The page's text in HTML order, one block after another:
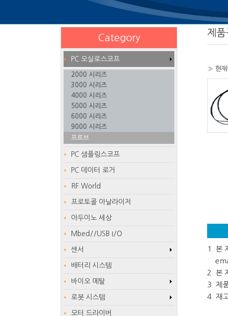
제품
» 현재
1. 본
2. 본
3. 제
4. 재
Category
PC 오실로스코프
2000 시리즈
3000 시리즈
4000 시리즈
5000 시리즈
6000 시리즈
9000 시리즈
프로브
PC 샘플링스코프
PC 데이터 로거
RF World
프로토콜 아날라이저
아두이노 세상
Mbed//USB I/O
센서
배터리 시스템
바이오 메탈
로봇 시스템
모터 드라이버